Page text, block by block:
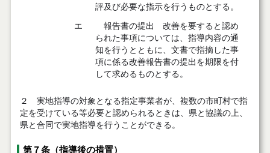
評及び必要な指示を行うものとする。
エ
報告書の提出 改善を要すると認め
られた事項については、指導内容の通
知を行うとともに、文書で指摘した事
項に係る改善報告書の提出を期限を付
して求めるものとする。
２ 実地指導の対象となる指定事業者が、複数の市町村で指
定を受けている等必要と認められるときは、県と協議の上、
県と合同で実地指導を行うことができる。
第７条（指導後の措置）